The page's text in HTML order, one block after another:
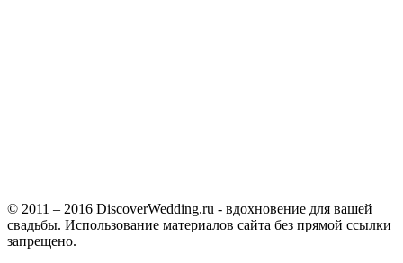
© 2011 – 2016 DiscoverWedding.ru - вдохновение для вашей
свадьбы. Использование материалов сайта без прямой ссылки
запрещено.